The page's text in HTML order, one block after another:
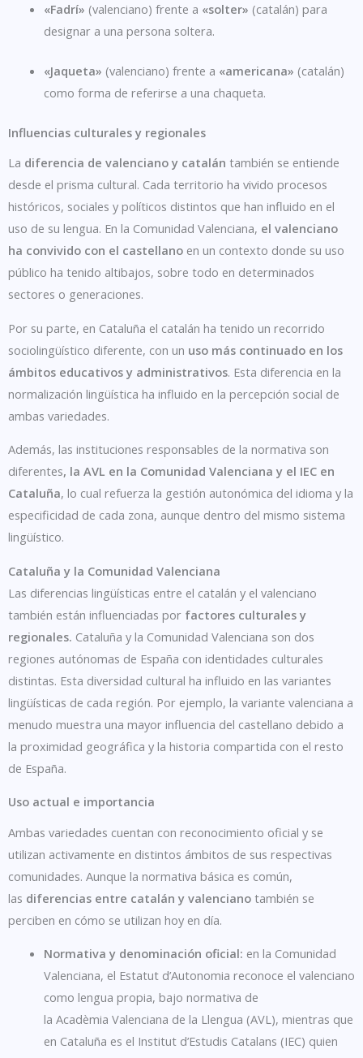
«Fadrí» (valenciano) frente a «solter» (catalán) para
designar a una persona soltera.
«Jaqueta» (valenciano) frente a «americana» (catalán)
como forma de referirse a una chaqueta.
Influencias culturales y regionales
La diferencia de valenciano y catalán también se entiende
desde el prisma cultural. Cada territorio ha vivido procesos
históricos, sociales y políticos distintos que han influido en el
uso de su lengua. En la Comunidad Valenciana, el valenciano
ha convivido con el castellano en un contexto donde su uso
público ha tenido altibajos, sobre todo en determinados
sectores o generaciones.
Por su parte, en Cataluña el catalán ha tenido un recorrido
sociolingüístico diferente, con un uso más continuado en los
ámbitos educativos y administrativos. Esta diferencia en la
normalización lingüística ha influido en la percepción social de
ambas variedades.
Además, las instituciones responsables de la normativa son
diferentes, la AVL en la Comunidad Valenciana y el IEC en
Cataluña, lo cual refuerza la gestión autonómica del idioma y la
especificidad de cada zona, aunque dentro del mismo sistema
lingüístico.
Cataluña y la Comunidad Valenciana
Las diferencias lingüísticas entre el catalán y el valenciano
también están influenciadas por factores culturales y
regionales. Cataluña y la Comunidad Valenciana son dos
regiones autónomas de España con identidades culturales
distintas. Esta diversidad cultural ha influido en las variantes
lingüísticas de cada región. Por ejemplo, la variante valenciana a
menudo muestra una mayor influencia del castellano debido a
la proximidad geográfica y la historia compartida con el resto
de España.
Uso actual e importancia
Ambas variedades cuentan con reconocimiento oficial y se
utilizan activamente en distintos ámbitos de sus respectivas
comunidades. Aunque la normativa básica es común,
las diferencias entre catalán y valenciano también se
perciben en cómo se utilizan hoy en día.
Normativa y denominación oficial: en la Comunidad
Valenciana, el Estatut d’Autonomia reconoce el valenciano
como lengua propia, bajo normativa de
la Acadèmia Valenciana de la Llengua (AVL), mientras que
en Cataluña es el Institut d’Estudis Catalans (IEC) quien